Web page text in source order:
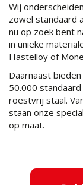
Wij
zowel standaard
nu op zoek bent
in unieke
Hastelloy of
Daarnaast
50.000
roestvrij staal.
staan onze
op maat.